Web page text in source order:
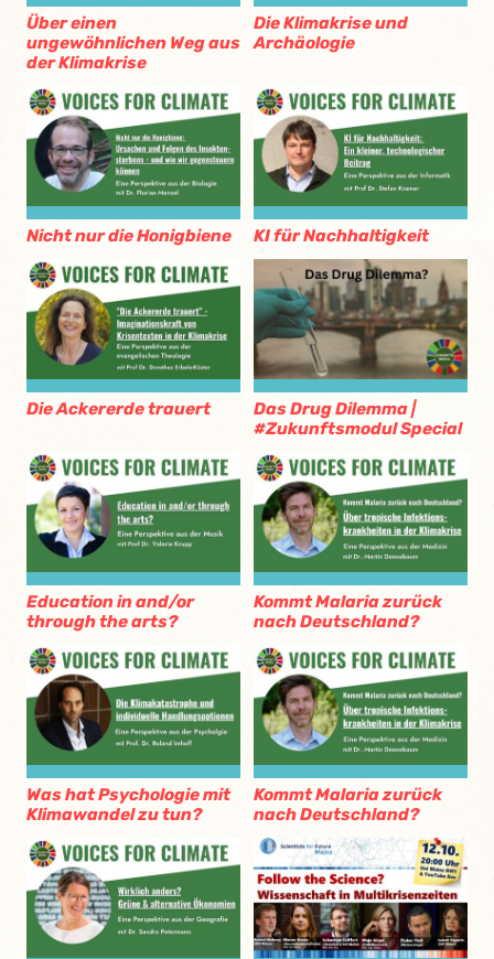
Über einen
ungewöhnlichen Weg aus
der Klimakrise
Die Klimakrise und
Archäologie
Nicht nur die Honigbiene KI für Nachhaltigkeit
Die Ackererde trauert
Das Drug Dilemma |
#Zukunftsmodul Special
Education in and/or
through the arts?
Kommt Malaria zurück
nach Deutschland?
Was hat Psychologie mit
Klimawandel zu tun?
Kommt Malaria zurück
nach Deutschland?